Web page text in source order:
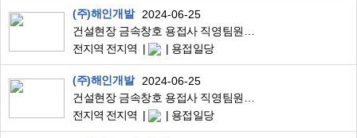
(주)해인개발
2024-06-25
전지역 전지역
용접일당
(주)해인개발
2024-06-25
전지역 전지역
용접일당